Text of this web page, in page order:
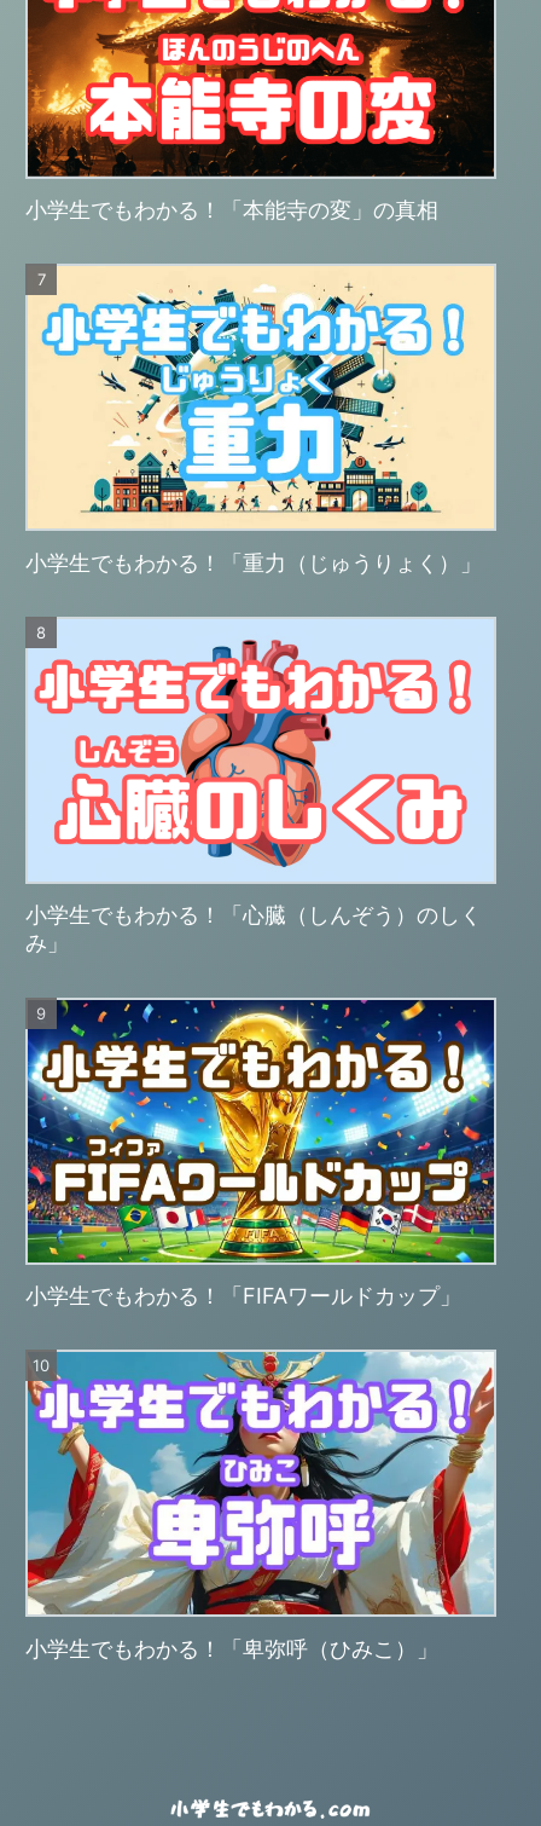
小学生でもわかる！「本能寺の変」の真相
小学生でもわかる！「重力（じゅうりょく）」
小学生でもわかる！「心臓（しんぞう）のしく
み」
小学生でもわかる！「FIFAワールドカップ」
小学生でもわかる！「卑弥呼（ひみこ）」